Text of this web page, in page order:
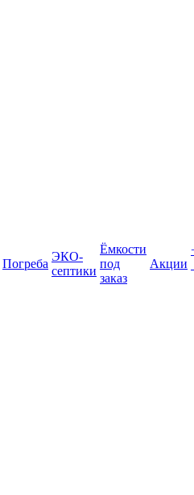
Погреба
ЭКО-
септики
Ёмкости
под
заказ
Акции